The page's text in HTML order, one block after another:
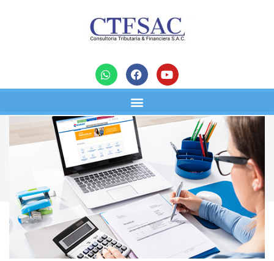
noticias
Diez aspectos a considerar en la
compensación tributaria
19/05/2023